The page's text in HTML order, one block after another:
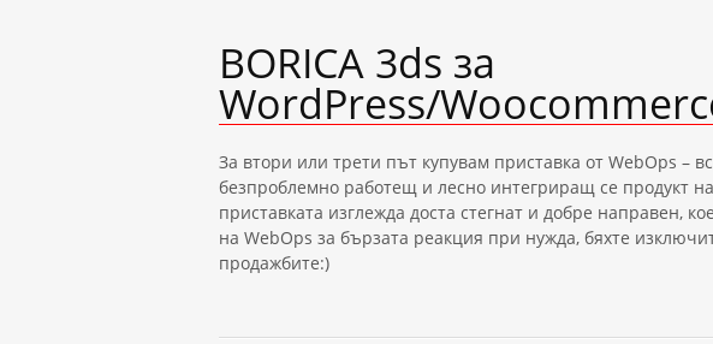
BORICA 3ds за
WordPress/
За втори или трети път купувам приставка от WebOps –
безпроблемно работещ и лесно интегриращ се продукт
приставката изглежда доста стегнат и добре направен,
на WebOps за бързата реакция при нужда, бяхте
продажбите:)